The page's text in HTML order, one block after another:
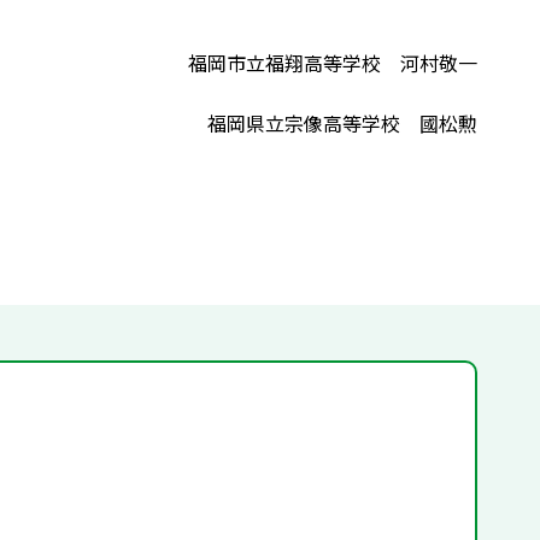
福岡市立福翔高等学校 河村敬一
福岡県立宗像高等学校 國松勲